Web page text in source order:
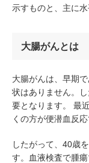
示すものと、主に
大腸がんとは
大腸がんは、早期
状はありません。
要となります。 最
くの方が便潜血反
したがって、40歳
す。血液検査で腫